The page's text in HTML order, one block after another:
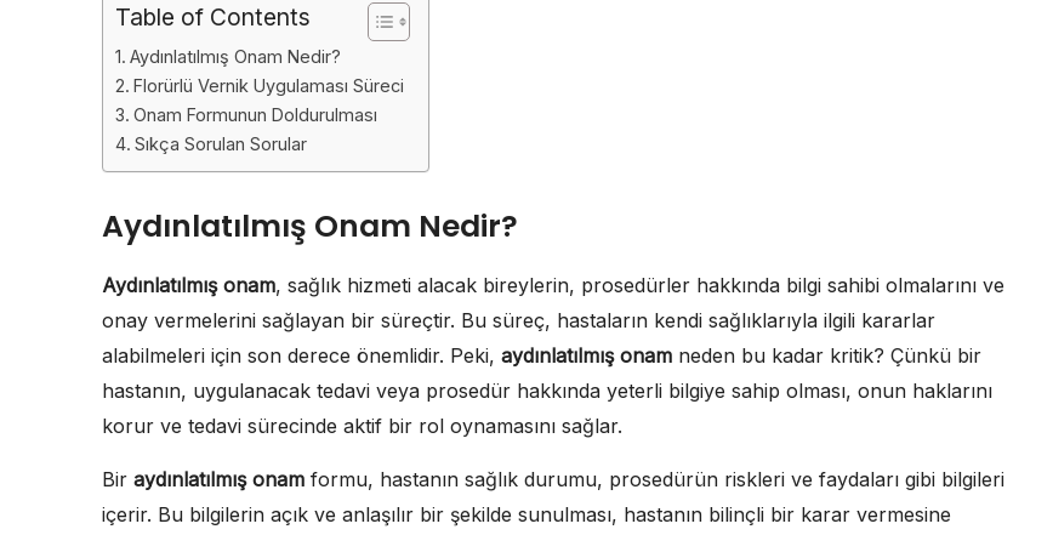
Table of Contents
Aydınlatılmış Onam Nedir?
Florürlü Vernik Uygulaması Süreci
Onam Formunun Doldurulması
Sıkça Sorulan Sorular
Aydınlatılmış Onam Nedir?
Aydınlatılmış onam, sağlık hizmeti alacak bireylerin, prosedürler hakkında bilgi sahibi olmalarını ve
onay vermelerini sağlayan bir süreçtir. Bu süreç, hastaların kendi sağlıklarıyla ilgili kararlar
alabilmeleri için son derece önemlidir. Peki, aydınlatılmış onam neden bu kadar kritik? Çünkü bir
hastanın, uygulanacak tedavi veya prosedür hakkında yeterli bilgiye sahip olması, onun haklarını
korur ve tedavi sürecinde aktif bir rol oynamasını sağlar.
Bir aydınlatılmış onam formu, hastanın sağlık durumu, prosedürün riskleri ve faydaları gibi bilgileri
içerir. Bu bilgilerin açık ve anlaşılır bir şekilde sunulması, hastanın bilinçli bir karar vermesine